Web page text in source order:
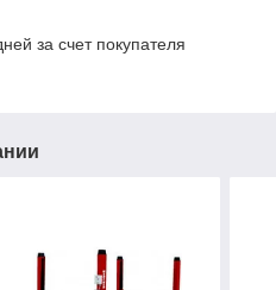
за счет покупателя